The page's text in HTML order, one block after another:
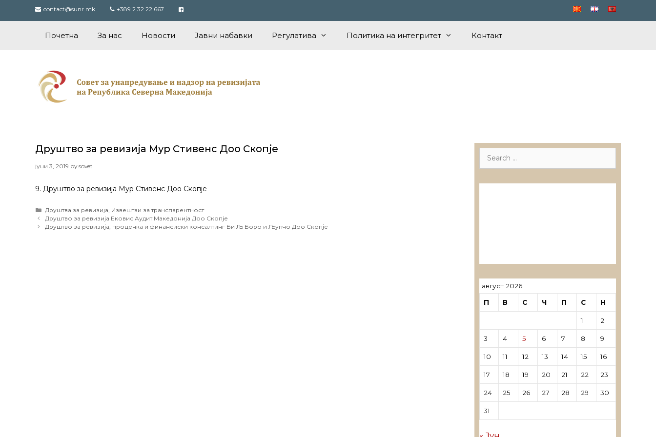
contact@sunr.mk +389 2 32 22 667
Почетна За нас Новости Јавни набавки Регулатива Политика на интегритет Контакт
Друштво за ревизија Мур Стивенс Доо Скопје
јуни 3, 2019 bysovet
9. Друштво за ревизија Мур Стивенс Доо Скопје
Categories
Друштва за ревизија Извештаи за транспарентност
Post
navigation
Друштво за ревизија Ековис Аудит Македонија Доо Скопје
Друштво за ревизија, проценка и финансиски консалтинг Би Љ Боро и Љупчо Доо Скопје
Search
август 2026
П В С Ч П С Н
1 2
3 4 5 6 7 8 9
10 11 12 13 14 15 16
17 18 19 20 21 22 23
24 25 26 27 28 29 30
31